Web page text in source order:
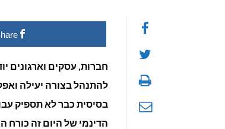
חברות, עסקים וארגונים
להתנהל בצורה יעילה
בסיסית כבר לא תספיק
הדינמי של היום זה כורח